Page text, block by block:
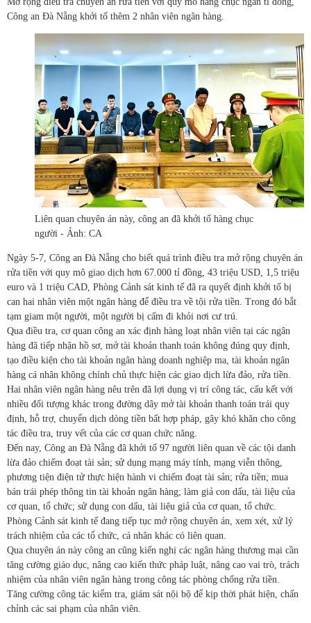
Công an Đà Nẵng khởi tố thêm 2 nhân viên ngân hàng.
Liên quan chuyên án này, công an đã khởi tố hàng chục
người - Ảnh: CA
Ngày 5-7, Công an Đà Nẵng cho biết quá trình điều tra mở rộng chuyên án
rửa tiền với quy mô giao dịch hơn 67.000 tỉ đồng, 43 triệu USD, 1,5 triệu
euro và 1 triệu CAD, Phòng Cảnh sát kinh tế đã ra quyết định khởi tố bị
can hai nhân viên một ngân hàng để điều tra về tội rửa tiền. Trong đó bắt
tạm giam một người, một người bị cấm đi khỏi nơi cư trú.
Qua điều tra, cơ quan công an xác định hàng loạt nhân viên tại các ngân
hàng đã tiếp nhận hồ sơ, mở tài khoản thanh toán không đúng quy định,
tạo điều kiện cho tài khoản ngân hàng doanh nghiệp ma, tài khoản ngân
hàng cá nhân không chính chủ thực hiện các giao dịch lừa đảo, rửa tiền.
Hai nhân viên ngân hàng nêu trên đã lợi dụng vị trí công tác, cấu kết với
nhiều đối tượng khác trong đường dây mở tài khoản thanh toán trái quy
định, hỗ trợ, chuyển dịch dòng tiền bất hợp pháp, gây khó khăn cho công
tác điều tra, truy vết của các cơ quan chức năng.
Đến nay, Công an Đà Nẵng đã khởi tố 97 người liên quan về các tội danh
lừa đảo chiếm đoạt tài sản; sử dụng mạng máy tính, mạng viễn thông,
phương tiện điện tử thực hiện hành vi chiếm đoạt tài sản; rửa tiền; mua
bán trái phép thông tin tài khoản ngân hàng; làm giả con dấu, tài liệu của
cơ quan, tổ chức; sử dụng con dấu, tài liệu giả của cơ quan, tổ chức.
Phòng Cảnh sát kinh tế đang tiếp tục mở rộng chuyên án, xem xét, xử lý
trách nhiệm của các tổ chức, cá nhân khác có liên quan.
Qua chuyên án này công an cũng kiến nghị các ngân hàng thương mại cần
tăng cường giáo dục, nâng cao kiến thức pháp luật, nâng cao vai trò, trách
nhiệm của nhân viên ngân hàng trong công tác phòng chống rửa tiền.
Tăng cường công tác kiểm tra, giám sát nội bộ để kịp thời phát hiện, chấn
chỉnh các sai phạm của nhân viên.